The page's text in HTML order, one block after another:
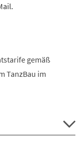
gemäß
TanzBau im